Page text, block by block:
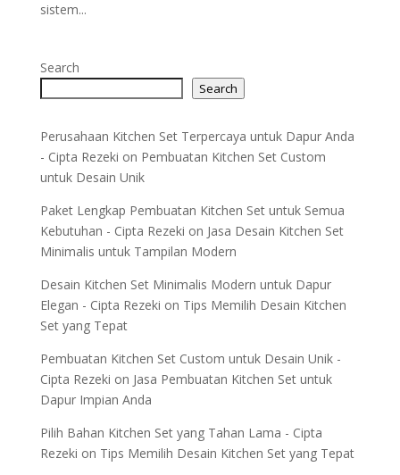
sistem...
Search
Search
Perusahaan Kitchen Set Terpercaya untuk Dapur Anda
- Cipta Rezeki on Pembuatan Kitchen Set Custom
untuk Desain Unik
Paket Lengkap Pembuatan Kitchen Set untuk Semua
Kebutuhan - Cipta Rezeki on Jasa Desain Kitchen Set
Minimalis untuk Tampilan Modern
Desain Kitchen Set Minimalis Modern untuk Dapur
Elegan - Cipta Rezeki on Tips Memilih Desain Kitchen
Set yang Tepat
Pembuatan Kitchen Set Custom untuk Desain Unik -
Cipta Rezeki on Jasa Pembuatan Kitchen Set untuk
Dapur Impian Anda
Pilih Bahan Kitchen Set yang Tahan Lama - Cipta
Rezeki on Tips Memilih Desain Kitchen Set yang Tepat